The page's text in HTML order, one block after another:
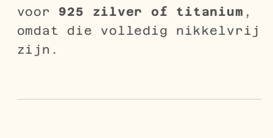
voor 925 zilver of titanium ,
omdat die volledig nikkelvrij
zijn.